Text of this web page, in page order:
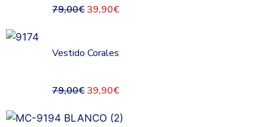
79,00€ 39,90€
Vestido Corales
79,00€ 39,90€